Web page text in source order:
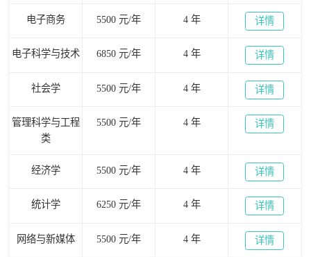
电子商务 5500 元/年 4 年 详情
电子科学与技术 6850 元/年 4 年 详情
社会学 5500 元/年 4 年 详情
管理科学与工程
类
5500 元/年 4 年 详情
经济学 5500 元/年 4 年 详情
统计学 6250 元/年 4 年 详情
网络与新媒体 5500 元/年 4 年 详情